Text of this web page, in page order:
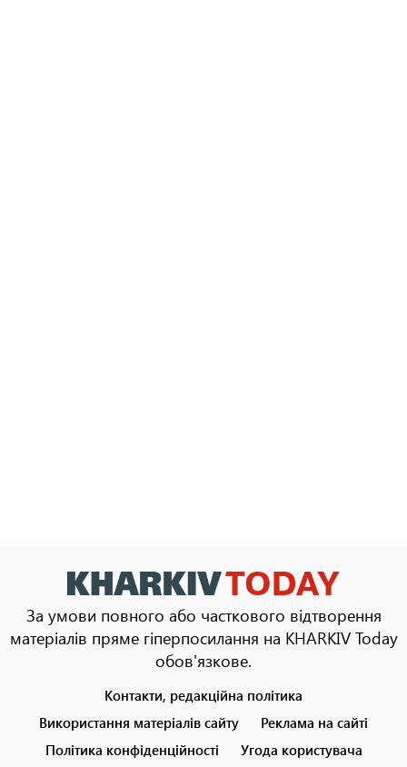
За умови повного або часткового відтворення
матеріалів пряме гіперпосилання на KHARKIV Today
обов'язкове.
menu
Контакти, редакційна політика
Використання матеріалів сайту
Реклама на сайті
Політика конфіденційності
Угода користувача